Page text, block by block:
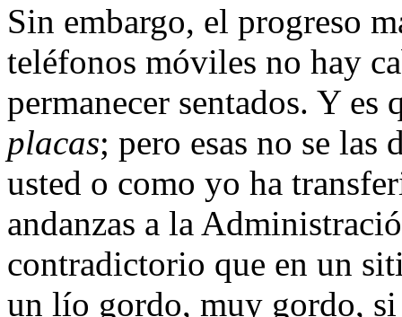
Sin embargo, el progreso
teléfonos móviles no hay
permanecer sentados. Y es
placas; pero esas no se las
usted o como yo ha
andanzas a la
contradictorio que en un
un lí­o gordo, muy gordo,